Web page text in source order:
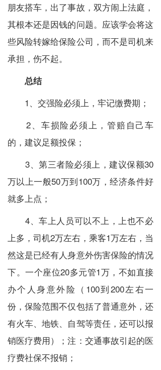
朋友搭车，出了事故，双方闹上法庭，
其根本还是因钱的问题。应该学会将这
些风险转嫁给保险公司，而不是司机来
承担，伤不起。
总结
1、交强险必须上，牢记缴费期；
2、车损险必须上，管赔自己车
的，建议足额投保；
3、第三者险必须上，建议保额30
万以上一般50万到100万，经济条件好
就多上点；
4、车上人员可以不上，上也不必
上多，司机2万左右，乘客1万左右，当
然这是已经有人身意外伤害保险的情况
下。一个座位20多元管1万，不如直接
办个人身意外险（100到200左右一
份，保险范围不仅包括了普通意外，还
有火车、地铁、自驾等责任，还可以报
销医疗费用）；注：交通事故引起的医
疗费社保不报销；